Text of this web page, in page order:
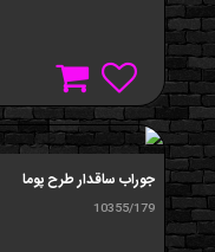
جوراب ساقدار طرح پوما
10355/179